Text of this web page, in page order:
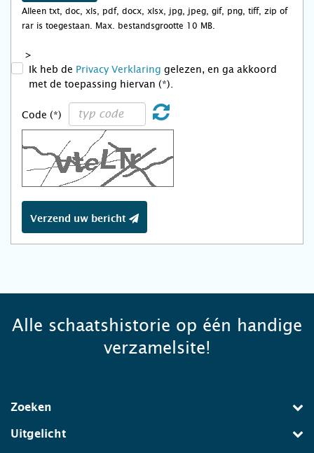
Alleen txt, doc, xls, pdf, docx, xlsx, jpg, jpeg, gif, png, tiff, zip of
rar is toegestaan. Max. bestandsgrootte 10 MB.
>
Ik heb de Privacy Verklaring gelezen, en ga akkoord
met de toepassing hiervan (*).
Code (*)
Verzend uw bericht
Alle schaatshistorie op één handige
verzamelsite!
Zoeken
Uitgelicht